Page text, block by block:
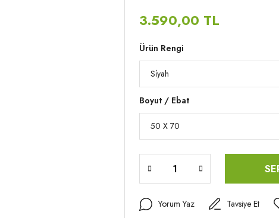
3.590,00 TL
Ürün Rengi
Boyut / Ebat
Yorum Yaz Tavsiye Et